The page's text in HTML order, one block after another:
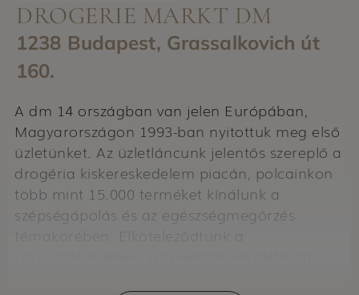
DROGERIE MARKT DM
1238 Budapest, Grassalkovich út
160.
A dm 14 országban van jelen Európában,
Magyarországon 1993-ban nyitottuk meg első
üzletünket. Az üzletláncunk jelentős szereplő a
drogéria kiskereskedelem piacán, polcainkon
több mint 15.000 terméket kínálunk a
szépségápolás és az egészségmegőrzés
témakörében. Elköteleződtünk a